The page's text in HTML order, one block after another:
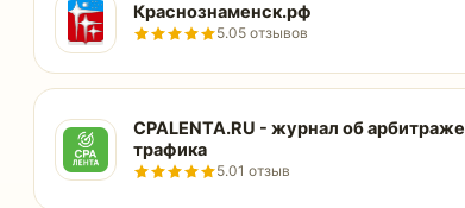
Краснознаменск.рф
5.05 отзывов
CPALENTA.RU - журнал об арбитраже
трафика
5.01 отзыв